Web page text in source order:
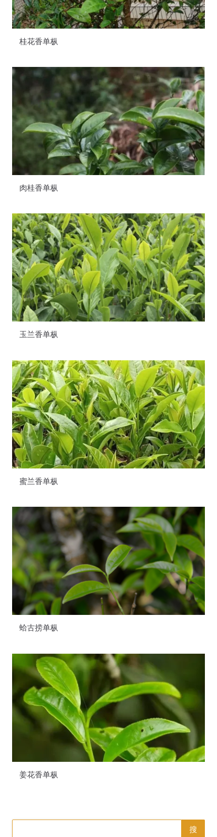
桂花香单枞
肉桂香单枞
玉兰香单枞
蜜兰香单枞
蛤古捞单枞
姜花香单枞
搜